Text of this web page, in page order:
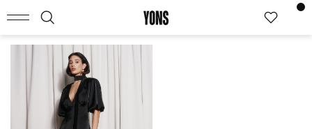
КАТАЛОГ
Фильтры